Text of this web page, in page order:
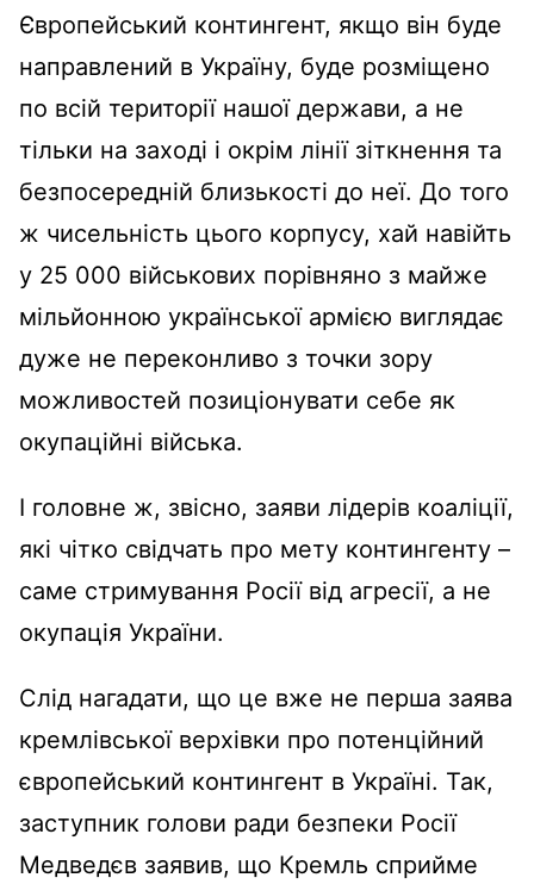
Європейський контингент, якщо він буде
направлений в Україну, буде розміщено
по всій території нашої держави, а не
тільки на заході і окрім лінії зіткнення та
безпосередній близькості до неї. До того
ж чисельність цього корпусу, хай навійть
у 25 000 військових порівняно з майже
мільйонною української армією виглядає
дуже не переконливо з точки зору
можливостей позиціонувати себе як
окупаційні війська.
І головне ж, звісно, заяви лідерів коаліції,
які чітко свідчать про мету контингенту –
саме стримування Росії від агресії, а не
окупація України.
Слід нагадати, що це вже не перша заява
кремлівської верхівки про потенційний
європейський контингент в Україні. Так,
заступник голови ради безпеки Росії
Медведєв заявив, що Кремль сприйме